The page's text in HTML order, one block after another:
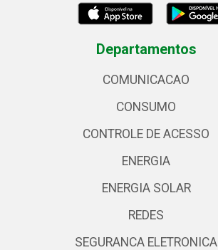
Departamentos
COMUNICACAO
CONSUMO
CONTROLE DE ACESSO
ENERGIA
ENERGIA SOLAR
REDES
SEGURANCA ELETRONICA